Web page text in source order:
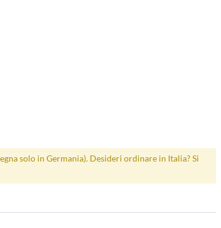
solo in Germania). Desideri ordinare in Italia? Si